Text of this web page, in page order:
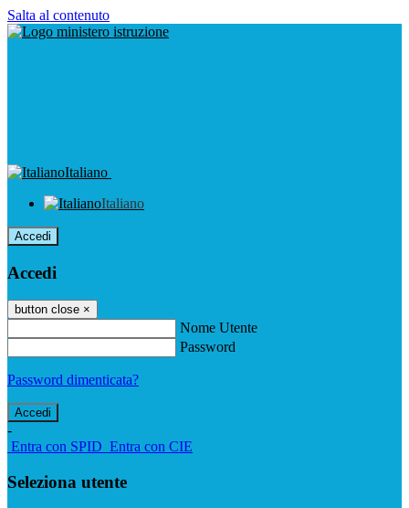
Salta al contenuto
Italiano
Italiano
Accedi
Accedi
button close ×
Nome Utente
Password
Password dimenticata?
-
Entra con SPID Entra con CIE
Seleziona utente